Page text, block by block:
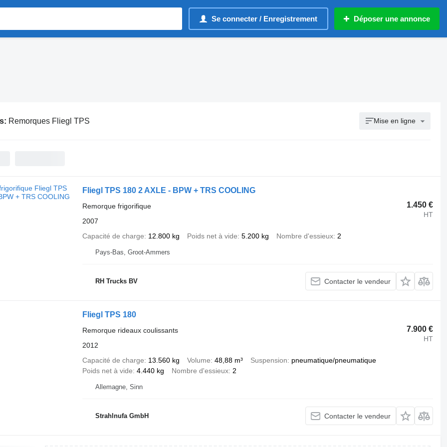
Se connecter / Enregistrement Déposer une annonce
Remorques Fliegl TPS Mise en ligne
Fliegl TPS 180 2 AXLE - BPW + TRS COOLING
1.450 €
HT
Remorque frigorifique
2007
Capacité de charge
12.800 kg Poids net à vide 5.200 kg Nombre d'essieux 2
Pays-Bas, Groot-Ammers
RH Trucks BV Contacter le vendeur
Fliegl TPS 180
7.900 €
HT
Remorque rideaux coulissants
2012
Capacité de charge
13.560 kg Volume 48,88 m³ Suspension
pneumatique/pneumatique
Poids net à vide 4.440 kg Nombre d'essieux 2
Allemagne, Sinn
Strahlnufa GmbH Contacter le vendeur